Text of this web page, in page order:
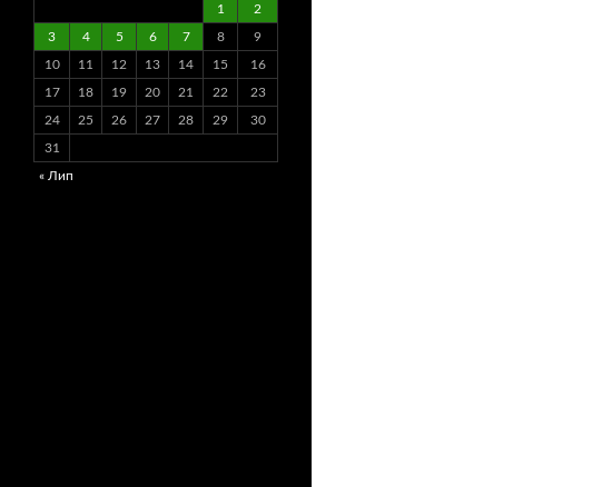
1 2
3 4 5 6 7 8 9
10 11 12 13 14 15 16
17 18 19 20 21 22 23
24 25 26 27 28 29 30
31
« Лип